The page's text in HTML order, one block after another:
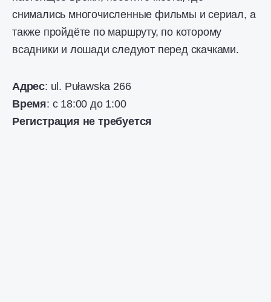
снимались многочисленные фильмы и сериал, а
также пройдёте по маршруту, по которому
всадники и лошади следуют перед скачками.
Адрес: ul. Puławska 266
Время: с 18:00 до 1:00
Регистрация не требуется